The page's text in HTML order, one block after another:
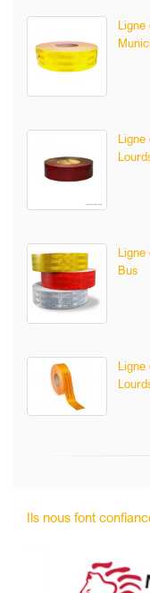
Ligne
Ligne
Ligne
Bus
Ligne
Ils nous font